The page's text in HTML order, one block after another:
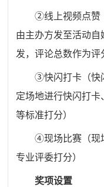
②线上视频点赞
由主办方发至活动
发，评论总数作为评
③快闪打卡（快
定场地进行快闪打
等标准打分）
④现场比赛（现
专业评委打分）
奖项设置